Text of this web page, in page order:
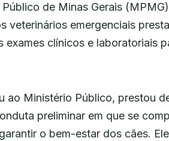
de Minas Gerais
veterinários emergenciais
exames clínicos e laboratoriais
ao Ministério Público, prestou
preliminar em que se
o bem-estar dos cães.